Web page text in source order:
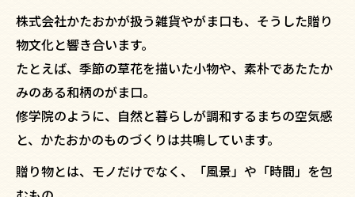
株式会社かたおかが扱う雑貨やがま口も、そうした贈り
物文化と響き合います。
たとえば、季節の草花を描いた小物や、素朴であたたか
みのある和柄のがま口。
修学院のように、自然と暮らしが調和するまちの空気感
と、かたおかのものづくりは共鳴しています。
贈り物とは、モノだけでなく、「風景」や「時間」を包